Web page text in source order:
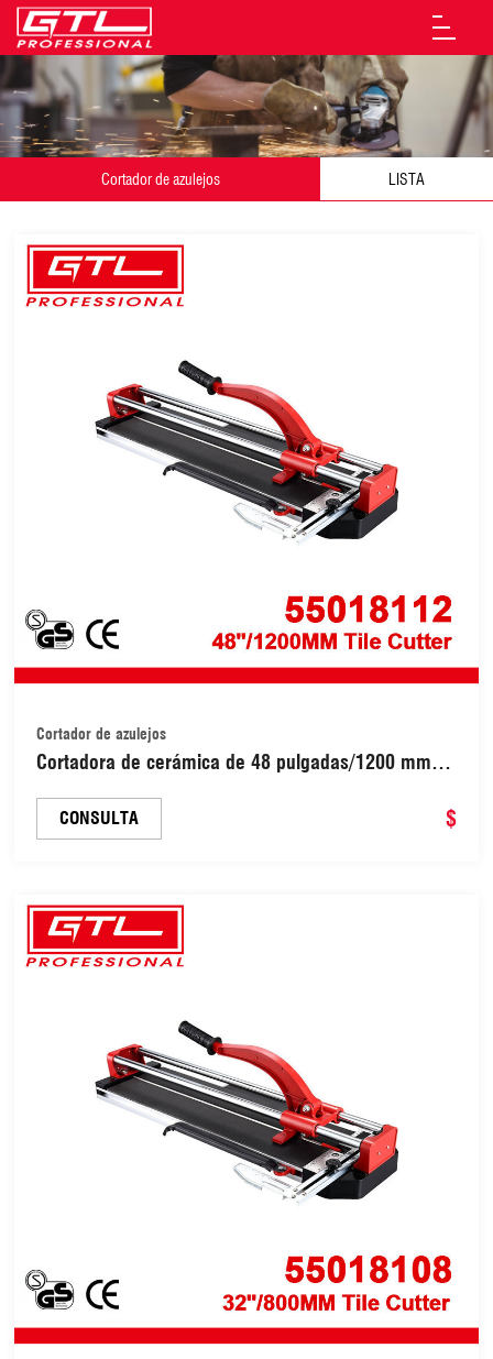
Cortador de azulejos LISTA
Cortador de azulejos
Cortadora de cerámica de 48 pulgadas/1200 mm,
cortadora de azulejos (55018112)
CONSULTA $